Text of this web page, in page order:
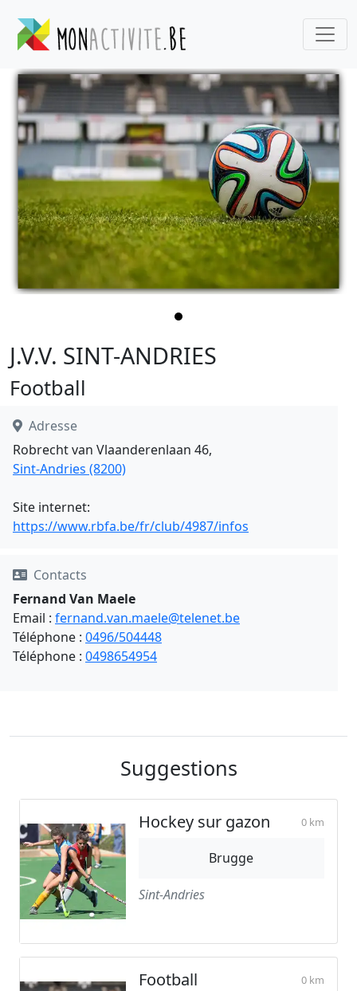
J.V.V. SINT-ANDRIES
Football
Adresse
Robrecht van Vlaanderenlaan 46,
Sint-Andries (8200)
Site internet:
https://www.rbfa.be/fr/club/4987/infos
Contacts
Fernand Van Maele
Email : fernand.van.maele@telenet.be
Téléphone : 0496/504448
Téléphone : 0498654954
Suggestions
Hockey sur gazon 0 km
Brugge
Sint-Andries
Football 0 km